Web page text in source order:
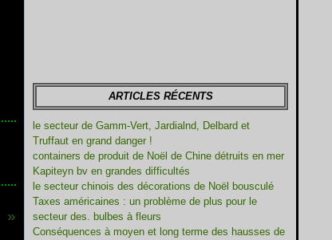
ARTICLES RÉCENTS
le secteur de Gamm-Vert, Jardialnd, Delbard et
Truffaut en grand danger !
containers de produit de Noël de Chine détruits en mer
Kapiteyn bv en grandes difficultés
le secteur chinois des décorations de Noël bousculé
Taxes américaines : un problème de plus pour le
secteur des. bulbes à fleurs
Conséquences à moyen et long terme des hausses de